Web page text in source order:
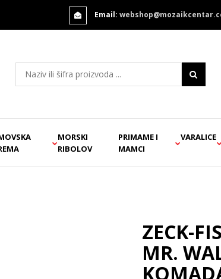
Email:
MORSKI
RIBOLOV
PRIMAME I
MAMCI
VARALICE
ZECK-
MR.